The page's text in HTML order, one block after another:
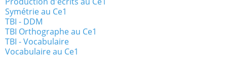
Symétrie au Ce1
TBI - DDM
TBI Orthographe au Ce1
TBI - Vocabulaire
Vocabulaire au Ce1